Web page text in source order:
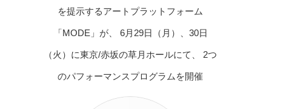
を提示するアートプラットフォーム
「MODE」が、 6月29日（月）、30日
（火）に東京/赤坂の草月ホールにて、 2つ
のパフォーマンスプログラムを開催